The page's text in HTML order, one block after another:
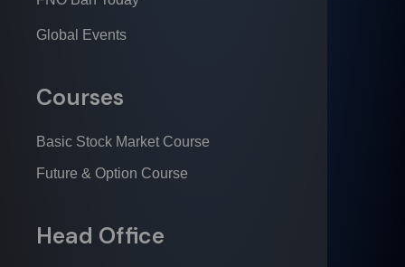
Global Events
Courses
Basic Stock Market Course
Future & Option Course
Head Office